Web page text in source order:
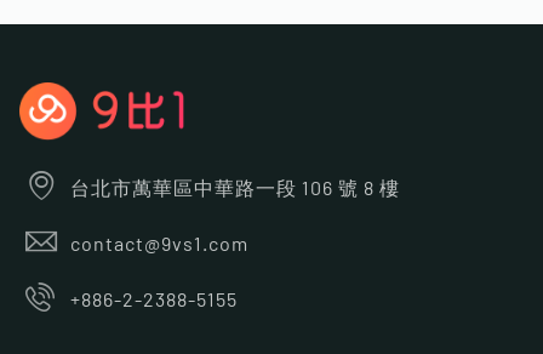
台北市萬華區中華路一段 106 號 8 樓
contact@9vs1.com
+886-2-2388-5155